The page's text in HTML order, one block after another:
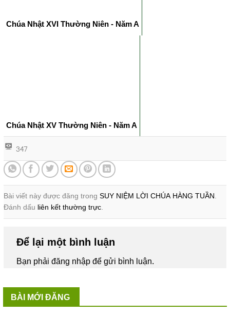
Chúa Nhật XVI Thường Niên - Năm A
Chúa Nhật XV Thường Niên - Năm A
347
Bài viết này được đăng trong SUY NIỆM LỜI CHÚA HÀNG TUẦN.
Đánh dấu liên kết thường trực.
Để lại một bình luận
Bạn phảiđăng nhậpđể gửi bình luận.
BÀI MỚI ĐĂNG